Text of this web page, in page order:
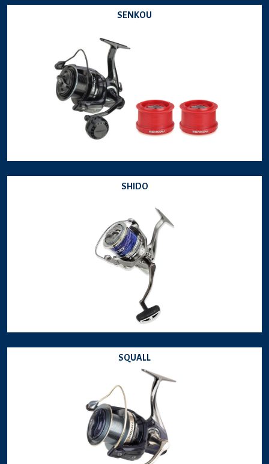
SENKOU
SHIDO
SQUALL